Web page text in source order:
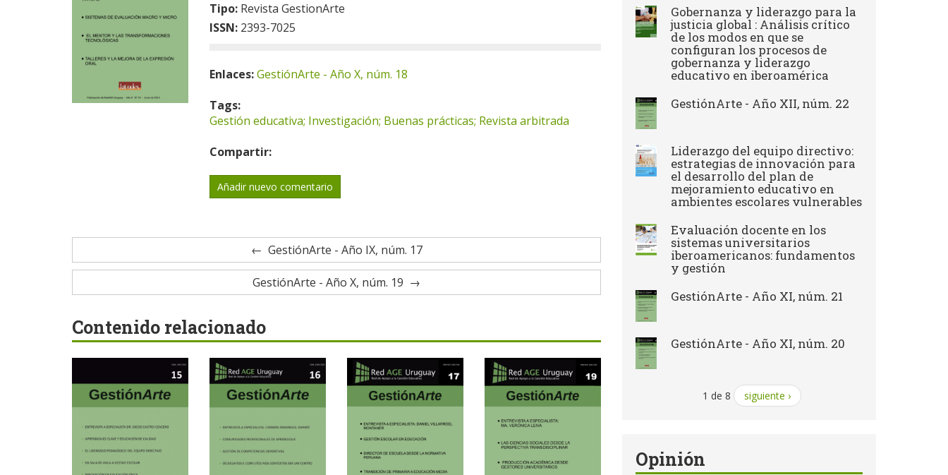
Tipo: Revista GestionArte
ISSN: 2393-7025
Enlaces:GestiónArte - Año X, núm. 18
Tags:
Gestión educativa; Investigación; Buenas prácticas; Revista arbitrada
Compartir:
Añadir nuevo comentario
GestiónArte - Año IX, núm. 17
GestiónArte - Año X, núm. 19
Contenido relacionado
Gobernanza y liderazgo para la
justicia global : Análisis crítico
de los modos en que se
configuran los procesos de
gobernanza y liderazgo
educativo en iberoamérica
GestiónArte - Año XII, núm. 22
Liderazgo del equipo directivo:
estrategias de innovación para
el desarrollo del plan de
mejoramiento educativo en
ambientes escolares vulnerables
Evaluación docente en los
sistemas universitarios
iberoamericanos: fundamentos
y gestión
GestiónArte - Año XI, núm. 21
GestiónArte - Año XI, núm. 20
1 de 8 siguiente ›
Opinión